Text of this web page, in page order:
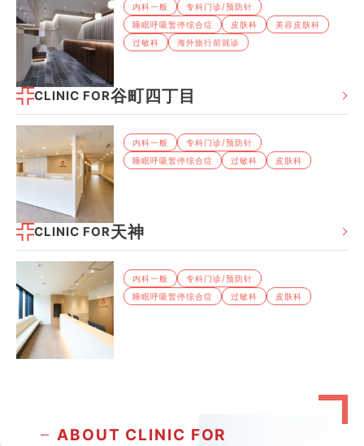
内科⼀般
专科⻔诊/预防针
睡眠呼吸暂停综合症
⽪肤科
美容皮肤科
过敏科
海外旅⾏前就诊
CLINIC FOR谷町四丁目
内科⼀般
专科⻔诊/预防针
睡眠呼吸暂停综合症
过敏科 ⽪肤科
CLINIC FOR天神
内科⼀般
专科⻔诊/预防针
睡眠呼吸暂停综合症
过敏科 ⽪肤科
ABOUT CLINIC FOR